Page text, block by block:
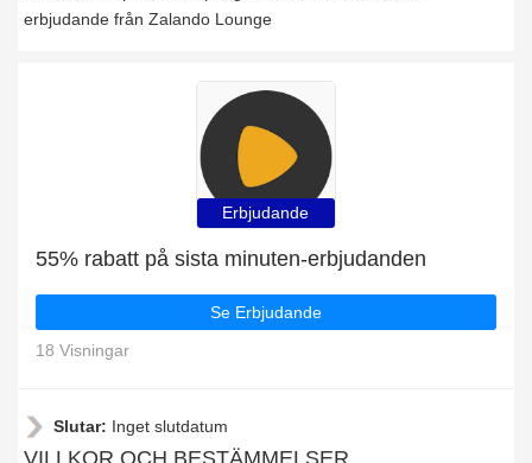
erbjudande från Zalando Lounge
Erbjudande
55% rabatt på sista minuten-erbjudanden
Se Erbjudande
18 Visningar
Slutar: Inget slutdatum
VILLKOR OCH BESTÄMMELSER